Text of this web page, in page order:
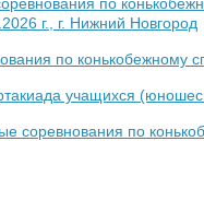
г., г. Нижний Новгород
по конькобежному
учащихся
соревнования по